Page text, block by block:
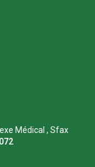
Médical , Sfax